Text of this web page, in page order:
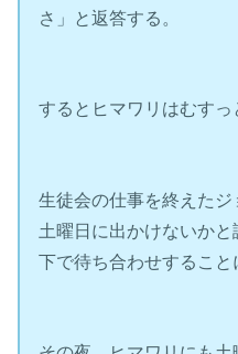
さ」と返答する。
するとヒマワリはむすっ
生徒会の仕事を終えた
土曜日に出かけないか
下で待ち合わせすること